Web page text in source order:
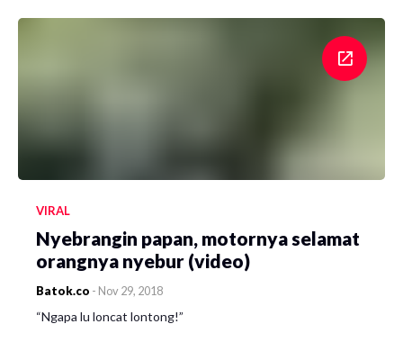
VIRAL
Nyebrangin papan, motornya selamat
orangnya nyebur (video)
Batok.co - Nov 29, 2018
“Ngapa lu loncat lontong!”